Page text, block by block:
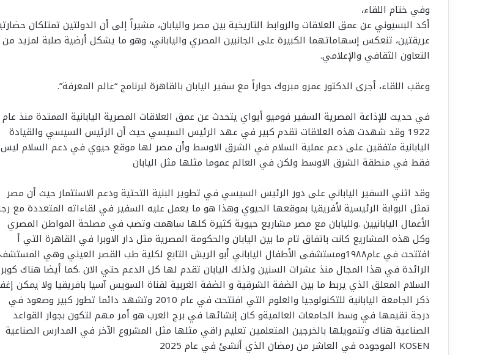
وفي ختام اللقاء،
أكد البسيوني عن عمق العلاقات والروابط التاريخية بين مصر واليابان، مشيراً إلى أن الدولتين تمتلكان
عريقتين، تنعكس إسهاماتهما الكبيرة على الجانبين المصري والياباني، وهو ما يشكل أرضية صلبة لمزيد من
التعاون الثقافي والإعلامي.
وعقب اللقاء، أجرى الدكتور عمرو مبروك حواراً مع سفير اليابان بالقاهرة لبرنامج “عالم المعرفة”.
‏في حديث للإذاعة المصرية السفير فوميو أيواي يتحدث عن عمق العلاقات المصرية اليابانية الممتدة منذ عام
1922 وقد شهدت هذه العلاقات تقدم كبير في عهد الرئيس السيسي حيث أن الرئيس السيسي والقيادة
اليابانية متفقين على دعم عملية السلام في الشرق ‏الاوسط وأن مصر لها موقع حيوي في دعم السلام ليس
فقط في منطقة الشرق الاوسط ولكن في العالم عموما مثلها مثل اليابان
وقد اثني السفير الياباني على دور الرئيس السيسي في تطوير البنية التحتية ودعم الاستثمار حيث أن مصر
تمثل البوابة الرئيسية لأفريقيا بموقعها الحيوي وهذا هو ما يعمل عليه السفير في لقاءاته المتعددة مع
الأعمال اليابانيين .ولليابان مع مصر مشاريع حيوية كثيرة كلها ساهمت وتصب في مصلحة المواطن المصري
وكل هذه المشاريع كانت باتفاق تام ما بين اليابان والحكومة المصرية مثل دار الاوبرا في القاهرة التي أ
افتتحت في عام1٩٨٨ومستشفى الأطفال الياباني أبو الريش التابع لكلية طب القصر العيني وهي
الرائدة في هذا المجال منذ عشرات السنين ولذلك اليابان تقدم لها كل الدعم حتي الان .كما أيضا هناك
السلام المعلق الذي يربط ما بين الضفة الشرقية و الضفة الغربية لقناة السويس آسيا بافريقيا ولا يمكن
ذكر الجامعة اليابانية للتكنولوجيا والعلوم التي افتتحت في عام 2010 وتشهد دائما تطور كبير وصعود في
درجة تقيمها في وسط الجامعات العالميةو كان إنشائها في برج العرب هو أمر مهم لتكون بجوار القواعد
الصناعية هناك وتتمويلها بالخرجين المتعلمين تعليم راقي مثلها مثل المشروع الآخر في المدارس الصناعية
KOSEN الموجوده في العاشر من رمضان الذي أنشئ في عام 2025